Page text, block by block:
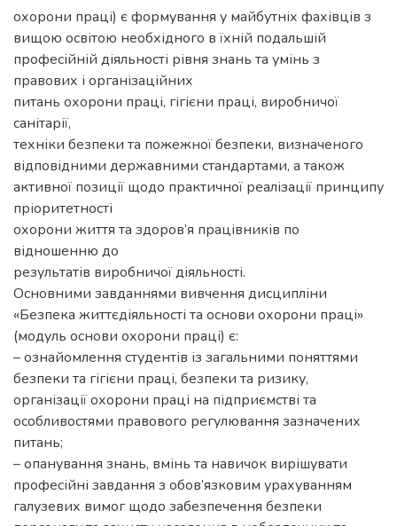
охорони праці) є формування у майбутніх фахівців з
вищою освітою необхідного в їхній подальшій
професійній діяльності рівня знань та умінь з
правових і організаційних
питань охорони праці, гігієни праці, виробничої
санітарії,
техніки безпеки та пожежної безпеки, визначеного
відповідними державними стандартами, а також
активної позиції щодо практичної реалізації принципу
пріоритетності
охорони життя та здоров’я працівників по
відношенню до
результатів виробничої діяльності.
Основними завданнями вивчення дисципліни
«Безпека життєдіяльності та основи охорони праці»
(модуль основи охорони праці) є:
– ознайомлення студентів із загальними поняттями
безпеки та гігієни праці, безпеки та ризику,
організації охорони праці на підприємстві та
особливостями правового регулювання зазначених
питань;
– опанування знань, вмінь та навичок вирішувати
професійні завдання з обов’язковим урахуванням
галузевих вимог щодо забезпечення безпеки